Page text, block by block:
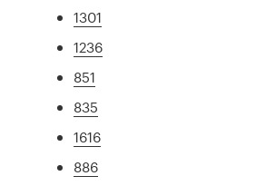
1301
1236
851
835
1616
886